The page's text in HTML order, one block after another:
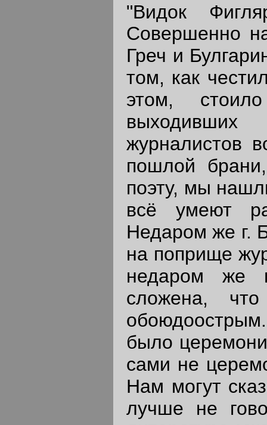
"Видок
Совершенно
Греч и
том, как
этом,
журналистов
пошлой
поэту, мы
всё умеют
Недаром же г.
на поприще
недаром же
сложена,
было
сами не
Нам могут
лучше не